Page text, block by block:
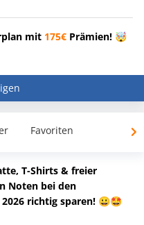
mit 175€ Prämien! 🤯
Favoriten
T-Shirts & freier
Noten bei den
richtig sparen! 😀🤩